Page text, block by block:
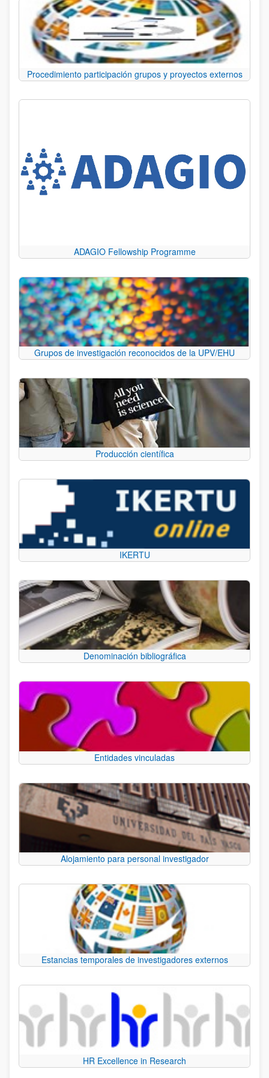
Procedimiento participación grupos y proyectos externos
ADAGIO Fellowship Programme
Grupos de investigación reconocidos de la UPV/EHU
Producción científica
IKERTU
Denominación bibliográfica
Entidades vinculadas
Alojamiento para personal investigador
Estancias temporales de investigadores externos
HR Excellence in Research